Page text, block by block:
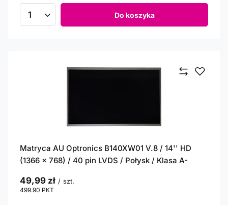
Ilość produktów Do koszyka
Matryca AU Optronics B140XW01 V.8 / 14'' HD
(1366 x 768) / 40 pin LVDS / Połysk / Klasa A-
49,99 zł / szt.
499.90 PKT